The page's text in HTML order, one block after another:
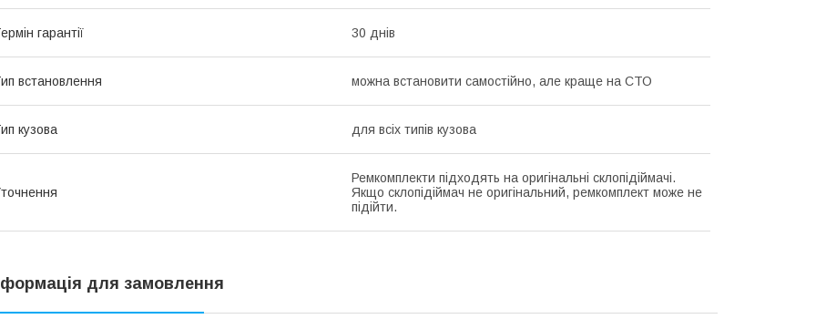
гарантії 30 днів
встановлення можна встановити самостійно, але краще на СТО
кузова для всіх типів кузова
Ремкомплекти підходять на оригінальні склопідіймачі.
Якщо склопідіймач не оригінальний, ремкомплект може не
підійти.
для замовлення